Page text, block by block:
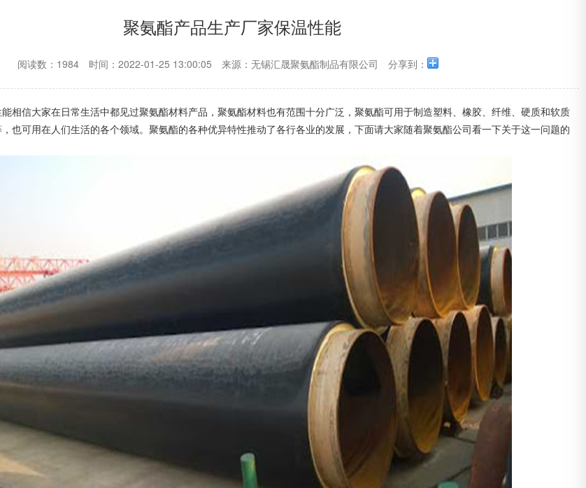
聚氨酯产品生产厂家保温性能
阅读数：1984 时间：2022-01-25 13:00:05 来源：无锡汇晟聚氨酯制品有限公司 分享到：
相信大家在日常生活中都见过聚氨酯材料产品，聚氨酯材料也有范围十分广泛，聚氨酯可用于制造塑料、橡胶、纤维、硬质和软质
也可用在人们生活的各个领域。聚氨酯的各种优异特性推动了各行各业的发展，下面请大家随着聚氨酯公司看一下关于这一问题的